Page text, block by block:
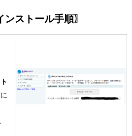
ストール手順〗